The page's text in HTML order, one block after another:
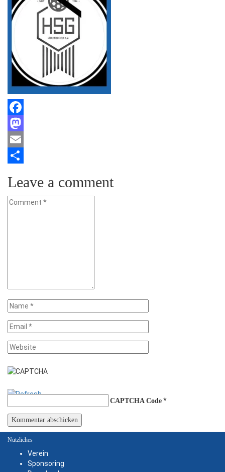
Facebook
Mastodon
Email
Leave a comment
CAPTCHA Code *
Nützliches
Verein
Sponsoring